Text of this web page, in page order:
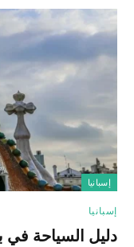
إسبانيا
إسبانيا
دليل السياحة في